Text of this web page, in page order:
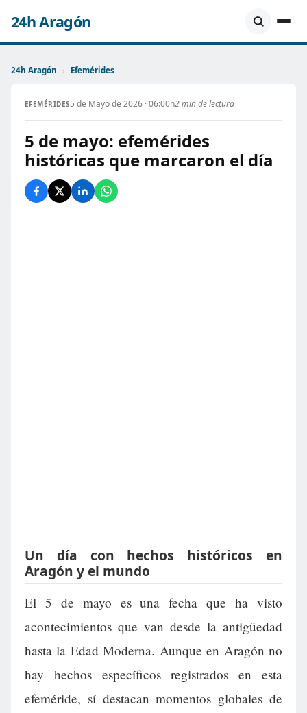
24h Aragón
24h Aragón › Efemérides
EFEMÉRIDES5 de Mayo de 2026 · 06:00h2 min de lectura
5 de mayo: efemérides
históricas que marcaron el día
Un día con hechos históricos en
Aragón y el mundo
El 5 de mayo es una fecha que ha visto
acontecimientos que van desde la antigüedad
hasta la Edad Moderna. Aunque en Aragón no
hay hechos específicos registrados en esta
efeméride, sí destacan momentos globales de